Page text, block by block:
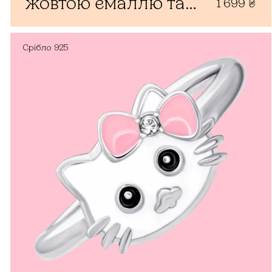
фіанітами
Срібло 925